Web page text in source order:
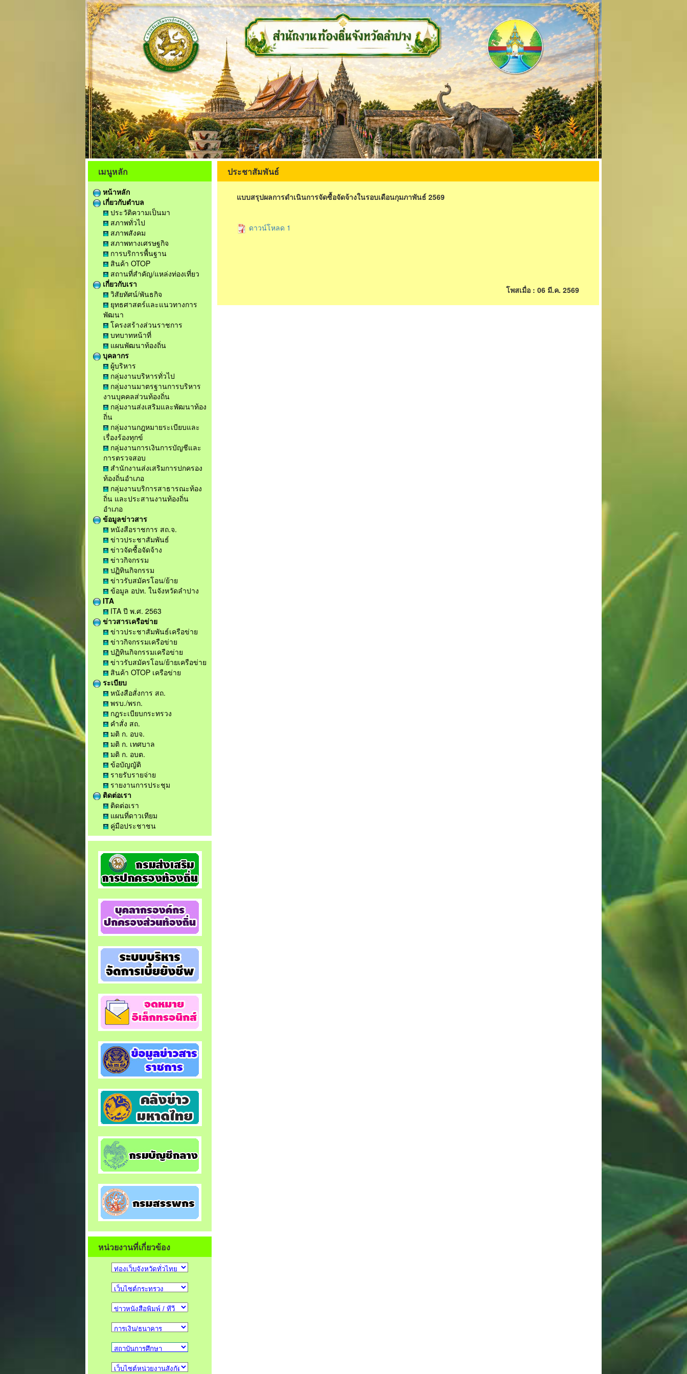
เมนูหลัก
หน้าหลัก
เกี่ยวกับตำบล
ประวัติความเป็นมา
สภาพทั่วไป
สภาพสังคม
สภาพทางเศรษฐกิจ
การบริการพื้นฐาน
สินค้า OTOP
สถานที่สำคัญ/แหล่งท่องเที่ยว
เกี่ยวกับเรา
วิสัยทัศน์/พันธกิจ
ยุทธศาสตร์และแนวทางการ
พัฒนา
โครงสร้างส่วนราชการ
บทบาทหน้าที่
แผนพัฒนาท้องถิ่น
บุคลากร
ผู้บริหาร
กลุ่มงานบริหารทั่วไป
กลุ่มงานมาตรฐานการบริหาร
งานบุคคลส่วนท้องถิ่น
กลุ่มงานส่งเสริมและพัฒนาท้อง
ถิ่น
กลุ่มงานกฎหมายระเบียบและ
เรื่องร้องทุกข์
กลุ่มงานการเงินการบัญชีและ
การตรวจสอบ
สำนักงานส่งเสริมการปกครอง
ท้องถิ่นอำเภอ
กลุ่มงานบริการสาธารณะท้อง
ถิ่น และประสานงานท้องถิ่น
อำเภอ
ข้อมูลข่าวสาร
หนังสือราชการ สถ.จ.
ข่าวประชาสัมพันธ์
ข่าวจัดซื้อจัดจ้าง
ข่าวกิจกรรม
ปฏิทินกิจกรรม
ข่าวรับสมัครโอน/ย้าย
ข้อมูล อปท. ในจังหวัดลำปาง
ITA
ITA ปี พ.ศ. 2563
ข่าวสารเครือข่าย
ข่าวประชาสัมพันธ์เครือข่าย
ข่าวกิจกรรมเครือข่าย
ปฏิทินกิจกรรมเครือข่าย
ข่าวรับสมัครโอน/ย้ายเครือข่าย
สินค้า OTOP เครือข่าย
ระเบียบ
หนังสือสั่งการ สถ.
พรบ./พรก.
กฎระเบียบกระทรวง
คำสั่ง สถ.
มติ ก. อบจ.
มติ ก. เทศบาล
มติ ก. อบต.
ข้อบัญญัติ
รายรับรายจ่าย
รายงานการประชุม
ติดต่อเรา
ติดต่อเรา
แผนที่ดาวเทียม
คู่มือประชาชน
หน่วยงานที่เกี่ยวข้อง
ประชาสัมพันธ์
แบบสรุปผลการดำเนินการจัดซื้อจัดจ้างในรอบเดือนกุมภาพันธ์ 2569
ดาวน์โหลด 1
โพสเมื่อ : 06 มี.ค. 2569